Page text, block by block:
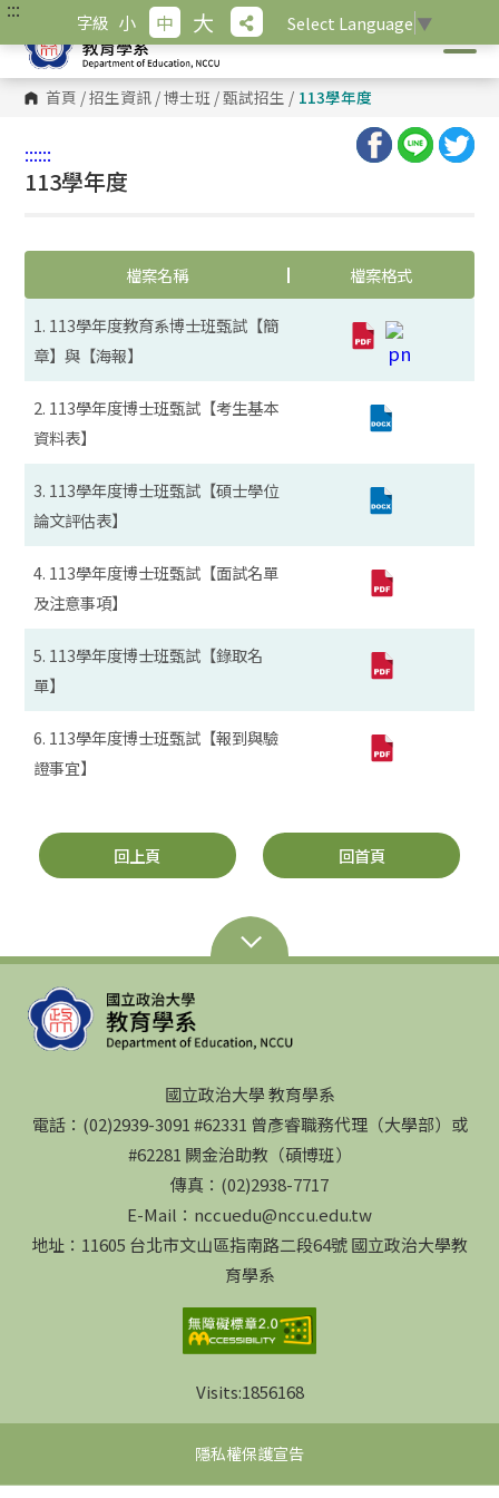
跳
主
內
容
::: 字級 小 中 大 Select Language ▼
首頁 /招生資訊 /博士班 /甄試招生 / 113學年度
::::::
113學年度
檔案名稱 檔案格式
1. 113學年度教育系博士班甄試【簡
章】與【海報】
2. 113學年度博士班甄試【考生基本
資料表】
3. 113學年度博士班甄試【碩士學位
論文評估表】
4. 113學年度博士班甄試【面試名單
及注意事項】
5. 113學年度博士班甄試【錄取名
單】
6. 113學年度博士班甄試【報到與驗
證事宜】
回上頁 回首頁
國立政治大學 教育學系
電話：(02)2939-3091 #62331 曾彥睿職務代理（大學部）或
#62281 闕金治助教（碩博班）
傳真：(02)2938-7717
E-Mail：nccuedu@nccu.edu.tw
地址：11605 台北市文山區指南路二段64號 國立政治大學教
育學系
Visits:1856168
隱私權保護宣告